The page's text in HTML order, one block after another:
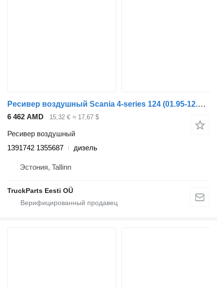
Ресивер воздушный Scania 4-series 124 (01.95-12.04) 1391742 1355687 для тягача Scania 4-series (1995-2006)
6 462 AMD 15,32 € ≈ 17,67 $
Ресивер воздушный
1391742 1355687
дизель
Эстония, Tallinn
TruckParts Eesti OÜ